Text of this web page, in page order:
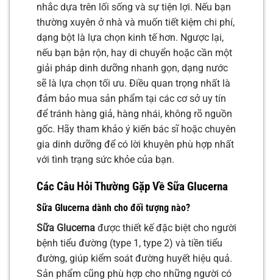
nhắc dựa trên lối sống và sự tiện lợi. Nếu bạn
thường xuyên ở nhà và muốn tiết kiệm chi phí,
dạng bột là lựa chọn kinh tế hơn. Ngược lại,
nếu bạn bận rộn, hay di chuyển hoặc cần một
giải pháp dinh dưỡng nhanh gọn, dạng nước
sẽ là lựa chọn tối ưu. Điều quan trọng nhất là
đảm bảo mua sản phẩm tại các cơ sở uy tín
để tránh hàng giả, hàng nhái, không rõ nguồn
gốc. Hãy tham khảo ý kiến bác sĩ hoặc chuyên
gia dinh dưỡng để có lời khuyên phù hợp nhất
với tình trạng sức khỏe của bạn.
Các Câu Hỏi Thường Gặp Về Sữa Glucerna
Sữa Glucerna dành cho đối tượng nào?
Sữa Glucerna được thiết kế đặc biệt cho người
bệnh tiểu đường (type 1, type 2) và tiền tiểu
đường, giúp kiểm soát đường huyết hiệu quả.
Sản phẩm cũng phù hợp cho những người có